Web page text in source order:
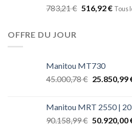
783,21€ 516,92€ Tous
OFFRE DU JOUR
Manitou MT730
45.000,78€ 25.850,99
Manitou MRT 2550 |
90.158,99€ 50.920,00